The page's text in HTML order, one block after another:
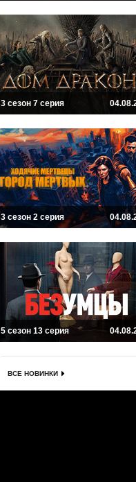
3 сезон 7 серия
3 сезон 2 серия
5 сезон 13 серия
ВСЕ НОВИНКИ